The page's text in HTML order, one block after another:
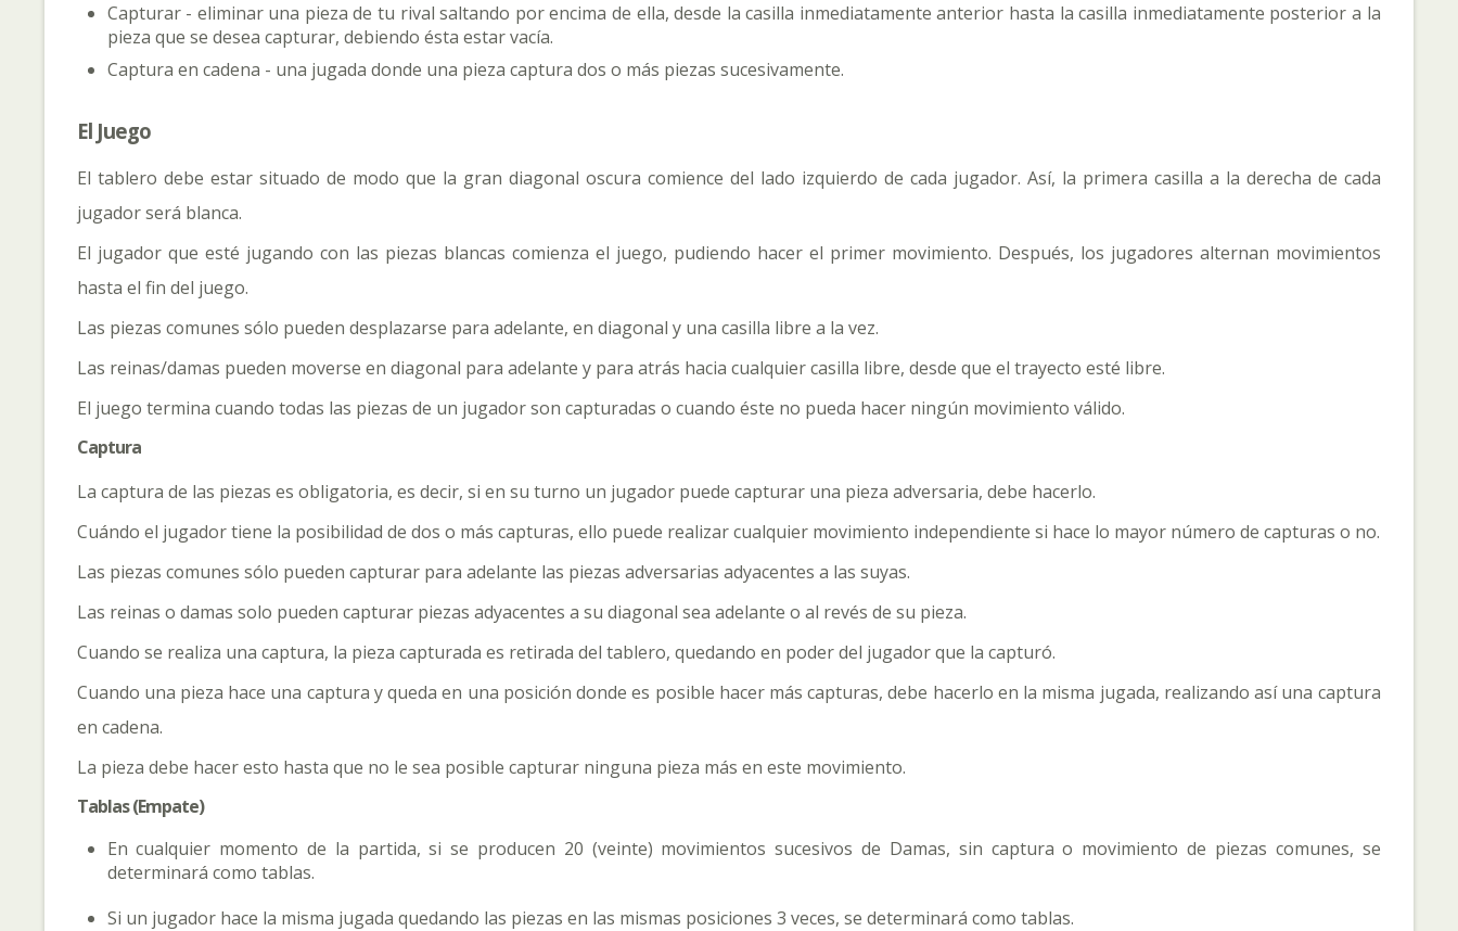
Capturar - eliminar una pieza de tu rival saltando por encima de ella, desde la casilla inmediatamente anterior hasta la casilla inmediatamente posterior a la
pieza que se desea capturar, debiendo ésta estar vacía.
Captura en cadena - una jugada donde una pieza captura dos o más piezas sucesivamente.
El Juego
El tablero debe estar situado de modo que la gran diagonal oscura comience del lado izquierdo de cada jugador. Así, la primera casilla a la derecha de cada
jugador será blanca.
El jugador que esté jugando con las piezas blancas comienza el juego, pudiendo hacer el primer movimiento. Después, los jugadores alternan movimientos
hasta el fin del juego.
Las piezas comunes sólo pueden desplazarse para adelante, en diagonal y una casilla libre a la vez.
Las reinas/damas pueden moverse en diagonal para adelante y para atrás hacia cualquier casilla libre, desde que el trayecto esté libre.
El juego termina cuando todas las piezas de un jugador son capturadas o cuando éste no pueda hacer ningún movimiento válido.
Captura
La captura de las piezas es obligatoria, es decir, si en su turno un jugador puede capturar una pieza adversaria, debe hacerlo.
Cuándo el jugador tiene la posibilidad de dos o más capturas, ello puede realizar cualquier movimiento independiente si hace lo mayor número de capturas o no.
Las piezas comunes sólo pueden capturar para adelante las piezas adversarias adyacentes a las suyas.
Las reinas o damas solo pueden capturar piezas adyacentes a su diagonal sea adelante o al revés de su pieza.
Cuando se realiza una captura, la pieza capturada es retirada del tablero, quedando en poder del jugador que la capturó.
Cuando una pieza hace una captura y queda en una posición donde es posible hacer más capturas, debe hacerlo en la misma jugada, realizando así una captura
en cadena.
La pieza debe hacer esto hasta que no le sea posible capturar ninguna pieza más en este movimiento.
Tablas (Empate)
En cualquier momento de la partida, si se producen 20 (veinte) movimientos sucesivos de Damas, sin captura o movimiento de piezas comunes, se
determinará como tablas.
Si un jugador hace la misma jugada quedando las piezas en las mismas posiciones 3 veces, se determinará como tablas.